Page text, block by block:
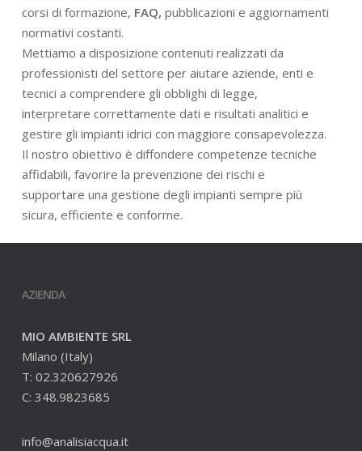
corsi di formazione, FAQ, pubblicazioni e aggiornamenti
normativi costanti.
Mettiamo a disposizione contenuti realizzati da
professionisti del settore per aiutare aziende, enti e
tecnici a comprendere gli obblighi di legge,
interpretare correttamente dati e risultati analitici e
gestire gli impianti idrici con maggiore consapevolezza.
Il nostro obiettivo è diffondere competenze tecniche
affidabili, favorire la prevenzione dei rischi e
supportare una gestione degli impianti sempre più
sicura, efficiente e conforme.
AZIENDA
MIO AMBIENTE SRL
Milano (Italy)
T: 02.320627926
C: 348.9823685
info@analisiacqua.it